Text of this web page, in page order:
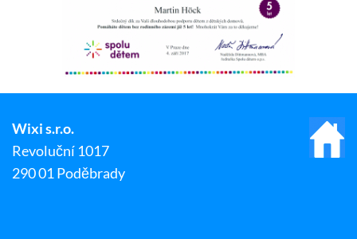
Wixi s.r.o.
Revoluční 1017
290 01 Poděbrady